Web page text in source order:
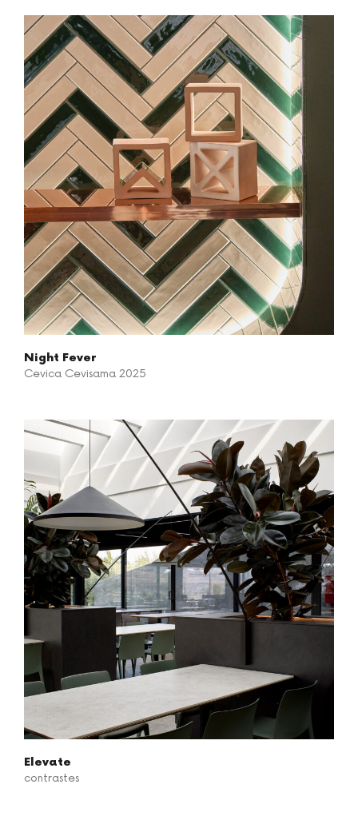
Night Fever
Cevica Cevisama 2025
Elevate
contrastes